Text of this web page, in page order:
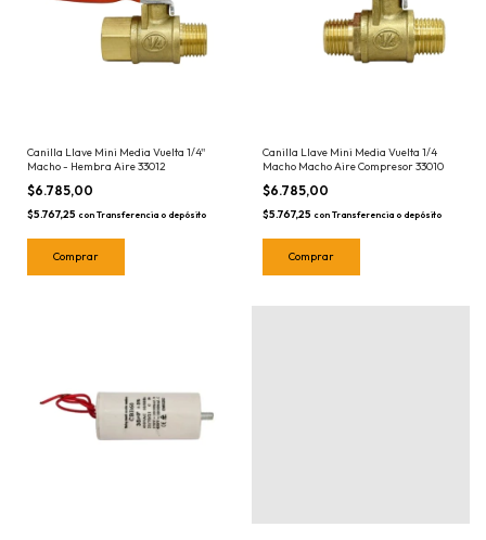
Canilla Llave Mini Media Vuelta 1/4''
Macho - Hembra Aire 33012
$6.785,00
$5.767,25 con Transferencia o depósito
Canilla Llave Mini Media Vuelta 1/4
Macho Macho Aire Compresor 33010
$6.785,00
$5.767,25 con Transferencia o depósito